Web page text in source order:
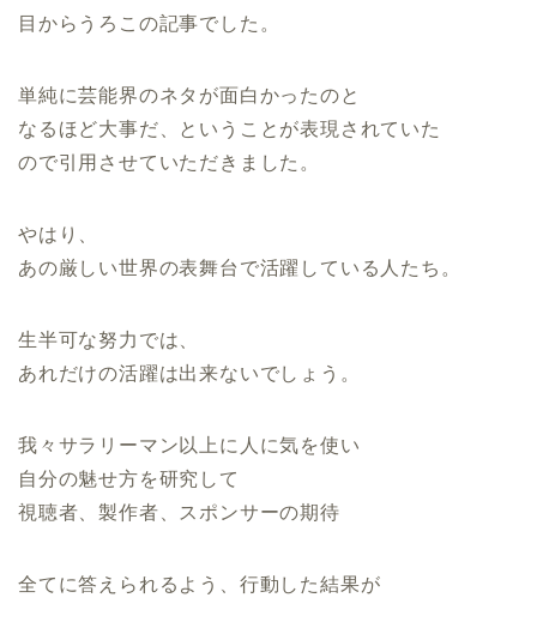
目からうろこの記事でした。
単純に芸能界のネタが面白かったのと
なるほど大事だ、ということが表現されていた
ので引用させていただきました。
やはり、
あの厳しい世界の表舞台で活躍している人たち。
生半可な努力では、
あれだけの活躍は出来ないでしょう。
我々サラリーマン以上に人に気を使い
自分の魅せ方を研究して
視聴者、製作者、スポンサーの期待
全てに答えられるよう、行動した結果が